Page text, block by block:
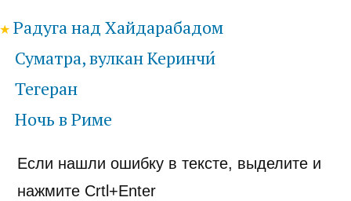
Радуга над Хайдарабадом
Суматра, вулкан Керинчи́
Тегеран
Ночь в Риме
Если нашли ошибку в тексте, выделите и
нажмите Crtl+Enter